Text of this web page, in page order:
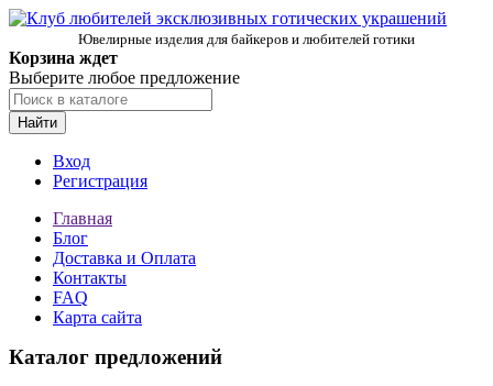
Ювелирные изделия для байкеров и любителей готики
Корзина ждет
Выберите любое предложение
Найти
Вход
Регистрация
Главная
Блог
Доставка и Оплата
Контакты
FAQ
Карта сайта
Каталог предложений